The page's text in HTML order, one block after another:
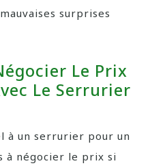
surprises
Le Prix
Le Serrurier
à un serrurier pour un
à négocier le prix si